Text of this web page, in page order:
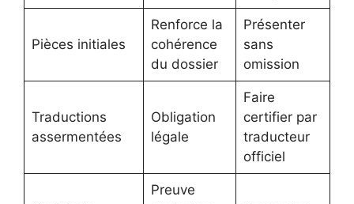
Pièces initiales
Renforce la
cohérence
du dossier
Présenter
sans
omission
Traductions
assermentées
Obligation
légale
Faire
certifier par
traducteur
officiel
Preuve